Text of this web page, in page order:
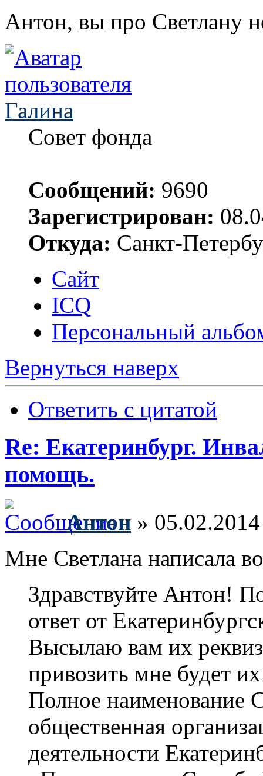
Антон, вы про Светлану
Галина
Совет фонда
Сообщений: 9690
Зарегистрирован:
Откуда: Санкт-
Сайт
ICQ
Персональный
Вернуться наверх
Ответить с цитатой
Re: Екатеринбург.
помощь.
Антон »
Мне Светлана написала
Здравствуйте Антон!
ответ от
Высылаю вам их
привозить мне будет
Полное наименование
общественная
деятельности